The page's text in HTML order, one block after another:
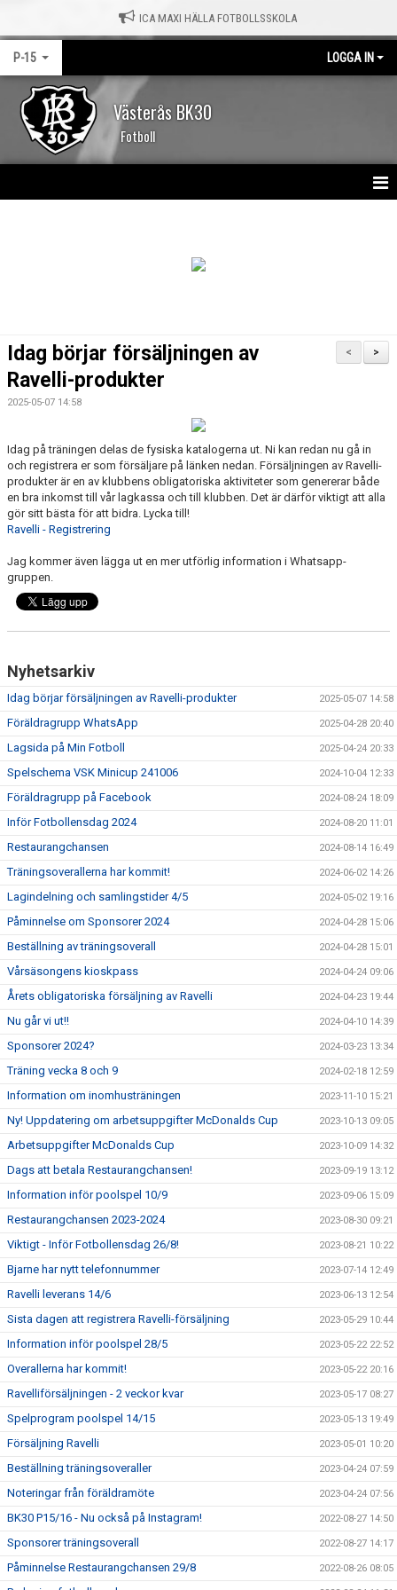
ICA MAXI HÄLLA FOTBOLLSSKOLA
P-15 LOGGA IN
Västerås BK30
Fotboll
BILDGALLERI
KONTAKT
>
<
Idag börjar försäljningen av
Ravelli-produkter
2025-05-07 14:58
Idag på träningen delas de fysiska katalogerna ut. Ni kan redan nu gå in
och registrera er som försäljare på länken nedan. Försäljningen av Ravelli-
produkter är en av klubbens obligatoriska aktiviteter som genererar både
en bra inkomst till vår lagkassa och till klubben. Det är därför viktigt att alla
gör sitt bästa för att bidra. Lycka till!
Ravelli - Registrering
Jag kommer även lägga ut en mer utförlig information i Whatsapp-
gruppen.
Nyhetsarkiv
Idag börjar försäljningen av Ravelli-produkter 2025-05-07 14:58
Föräldragrupp WhatsApp 2025-04-28 20:40
Lagsida på Min Fotboll 2025-04-24 20:33
Spelschema VSK Minicup 241006 2024-10-04 12:33
Föräldragrupp på Facebook 2024-08-24 18:09
Inför Fotbollensdag 2024 2024-08-20 11:01
Restaurangchansen 2024-08-14 16:49
Träningsoverallerna har kommit! 2024-06-02 14:26
Lagindelning och samlingstider 4/5 2024-05-02 19:16
Påminnelse om Sponsorer 2024 2024-04-28 15:06
Beställning av träningsoverall 2024-04-28 15:01
Vårsäsongens kioskpass 2024-04-24 09:06
Årets obligatoriska försäljning av Ravelli 2024-04-23 19:44
Nu går vi ut!! 2024-04-10 14:39
Sponsorer 2024? 2024-03-23 13:34
Träning vecka 8 och 9 2024-02-18 12:59
Information om inomhusträningen 2023-11-10 15:21
Ny! Uppdatering om arbetsuppgifter McDonalds Cup 2023-10-13 09:05
Arbetsuppgifter McDonalds Cup 2023-10-09 14:32
Dags att betala Restaurangchansen! 2023-09-19 13:12
Information inför poolspel 10/9 2023-09-06 15:09
Restaurangchansen 2023-2024 2023-08-30 09:21
Viktigt - Inför Fotbollensdag 26/8! 2023-08-21 10:22
Bjarne har nytt telefonnummer 2023-07-14 12:49
Ravelli leverans 14/6 2023-06-13 12:54
Sista dagen att registrera Ravelli-försäljning 2023-05-29 10:44
Information inför poolspel 28/5 2023-05-22 22:52
Overallerna har kommit! 2023-05-22 20:16
Ravelliförsäljningen - 2 veckor kvar 2023-05-17 08:27
Spelprogram poolspel 14/15 2023-05-13 19:49
Försäljning Ravelli 2023-05-01 10:20
Beställning träningsoveraller 2023-04-24 07:59
Noteringar från föräldramöte 2023-04-24 07:56
BK30 P15/16 - Nu också på Instagram! 2022-08-27 14:50
Sponsorer träningsoverall 2022-08-27 14:17
Påminnelse Restaurangchansen 29/8 2022-08-26 08:05